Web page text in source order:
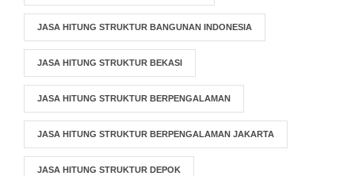
JASA HITUNG STRUKTUR BANGUNAN INDONESIA
JASA HITUNG STRUKTUR BEKASI
JASA HITUNG STRUKTUR BERPENGALAMAN
JASA HITUNG STRUKTUR BERPENGALAMAN JAKARTA
JASA HITUNG STRUKTUR DEPOK